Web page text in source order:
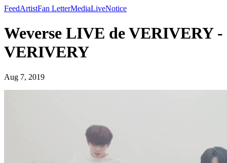
FeedArtistFan LetterMediaLiveNotice
Weverse LIVE de VERIVERY -
VERIVERY
Aug 7, 2019